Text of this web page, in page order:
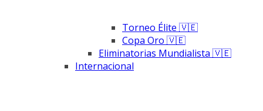
Torneo Élite 🇻🇪
Copa Oro 🇻🇪
Eliminatorias Mundialista 🇻🇪
Internacional